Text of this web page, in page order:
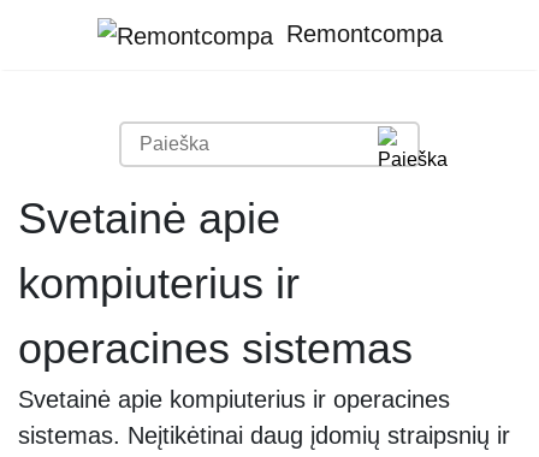
Remontcompa
Svetainė apie
kompiuterius ir
operacines sistemas
Svetainė apie kompiuterius ir operacines
sistemas. Neįtikėtinai daug įdomių straipsnių ir